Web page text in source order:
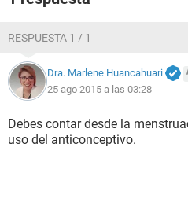
RESPUESTA 1 / 1
Dra. Marlene Huancahuari
25 ago 2015 a las 03:28
Debes contar desde la
uso del anticonceptivo.